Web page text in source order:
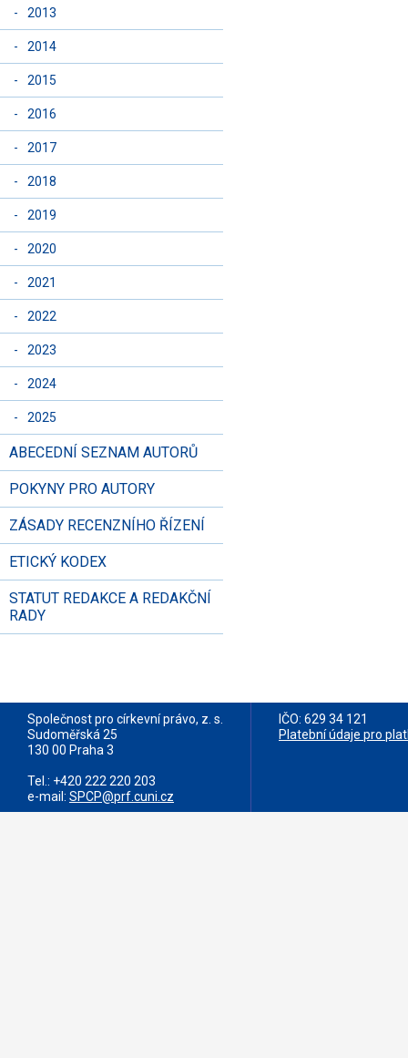
- 2013
- 2014
- 2015
- 2016
- 2017
- 2018
- 2019
- 2020
- 2021
- 2022
- 2023
- 2024
- 2025
ABECEDNÍ SEZNAM AUTORŮ
POKYNY PRO AUTORY
ZÁSADY RECENZNÍHO ŘÍZENÍ
ETICKÝ KODEX
STATUT REDAKCE A REDAKČNÍ
RADY
Společnost pro církevní právo, z. s.
Sudoměřská 25
130 00 Praha 3
Tel.: +420 222 220 203
e-mail: SPCP@prf.cuni.cz
IČO: 629 34 121
Platební údaje pro